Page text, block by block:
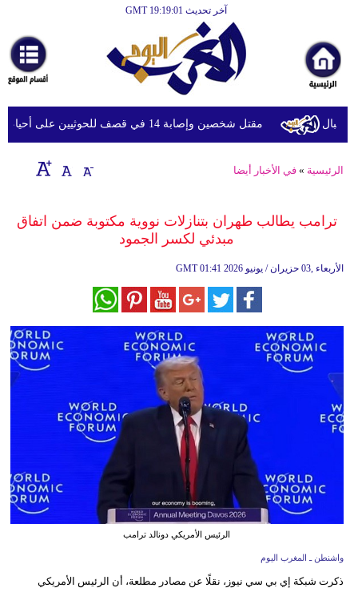
آخر تحديث GMT 19:19:01
أخبارعاجلة
رياضة
ثقافة
إقتصاد
وموسيقى
سياحة
وسفر
البرلمان
المغربي
مقتل شخصين وإصابة 14 في قصف للحوثيين على أحياء سكنية ومخيمات للنازحين في مأرب
الرئيسية »في الأخبار أيضا
ترامب يطالب طهران بتنازلات نووية مكتوبة ضمن اتفاق
مبدئي لكسر الجمود
GMT 01:41 2026 الأربعاء ,03 حزيران / يونيو
الرئيس الأمريكي دونالد ترامب
واشنطن ـ المغرب اليوم
ذكرت شبكة إي بي سي نيوز، نقلًا عن مصادر مطلعة، أن الرئيس الأمريكي